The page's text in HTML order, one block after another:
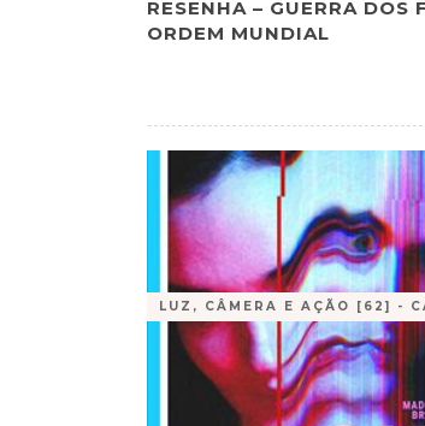
RESENHA – GUERRA DOS
ORDEM MUNDIAL
LUZ, CÂMERA E AÇÃO [62] -